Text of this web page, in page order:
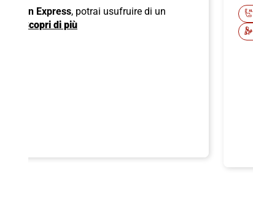
Express, potrai usufruire di un
Scopri di più